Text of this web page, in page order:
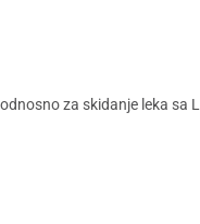
za skidanje leka sa